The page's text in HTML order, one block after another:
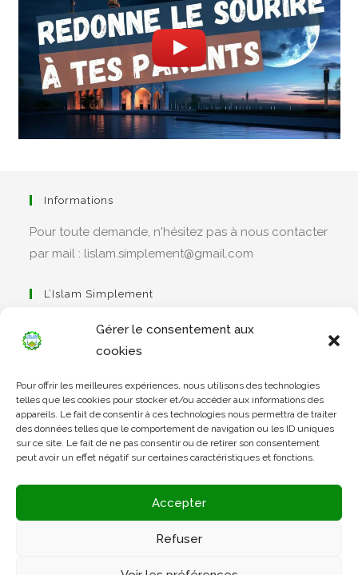
Gérer le consentement aux
cookies
Pour offrir les meilleures expériences, nous utilisons des technologies
telles que les cookies pour stocker et/ou accéder aux informations des
appareils. Le fait de consentir à ces technologies nous permettra de traiter
des données telles que le comportement de navigation ou les ID uniques
sur ce site. Le fait de ne pas consentir ou de retirer son consentement
peut avoir un effet négatif sur certaines caractéristiques et fonctions.
Accepter
Refuser
Informations
Pour toute demande, n'hésitez pas à nous contacter
par mail : lislam.simplement@gmail.com
L’Islam Simplement
dans
un
nouvel
onglet
Apprendre Le Coran Simplement